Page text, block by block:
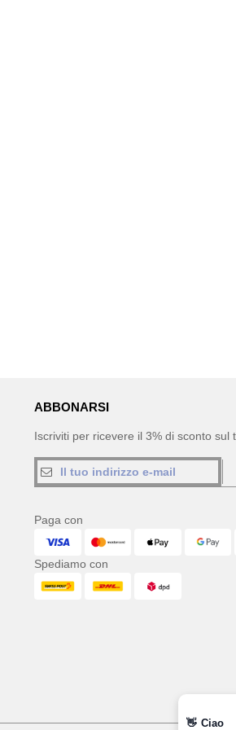
ABBONARSI
Iscriviti per ricevere il 3% di sconto sul
Paga con
Spediamo con
👋 Ciao